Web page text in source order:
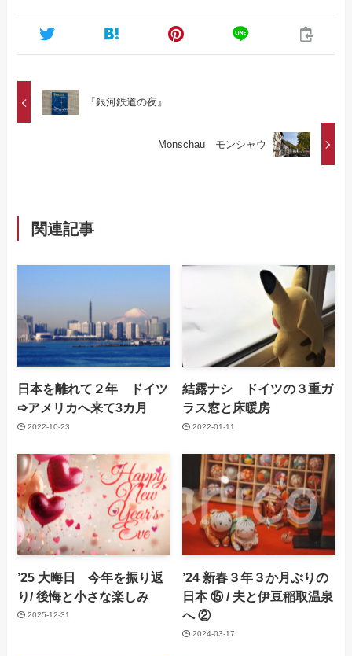
『銀河鉄道の夜』
Monschau モンシャウ
関連記事
日本を離れて２年 ドイツ
➩アメリカへ来て3カ月
2022-10-23
結露ナシ ドイツの３重ガ
ラス窓と床暖房
2022-01-11
’25 大晦日 今年を振り返
り/ 後悔と小さな楽しみ
2025-12-31
’24 新春３年３か月ぶりの
日本 ⑮ / 夫と伊豆稲取温泉
へ ②
2024-03-17